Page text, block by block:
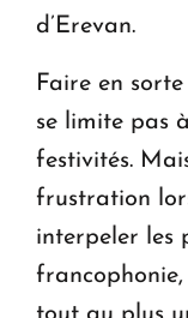
d’Erevan.
Faire en
se limite pas
festivités.
frustration
interpeler les